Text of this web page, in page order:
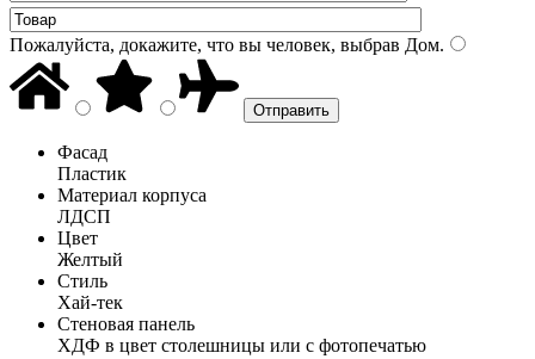
Пожалуйста, докажите, что вы человек, выбрав Дом.
Фасад
Пластик
Материал корпуса
ЛДСП
Цвет
Желтый
Стиль
Хай-тек
Стеновая панель
ХДФ в цвет столешницы или с фотопечатью